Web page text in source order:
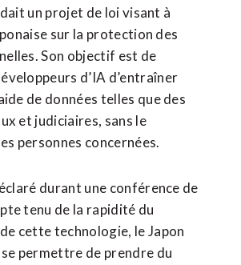
un projet de loi visant à
sur la protection des
Son objectif est de
d’IA d’entraîner
de données telles que des
et judiciaires, sans le
personnes concernées.
durant une conférence de
tenu de la rapidité du
cette technologie, le Japon
permettre de prendre du